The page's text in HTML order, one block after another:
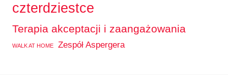
czterdziestce
Terapia akceptacji i zaangażowania
WALK AT HOME Zespół Aspergera